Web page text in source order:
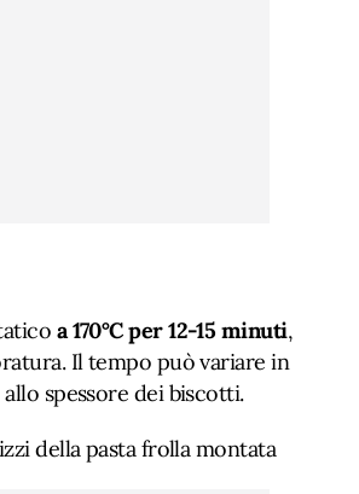
a 170°C per 12-15 minuti,
Il tempo può variare in